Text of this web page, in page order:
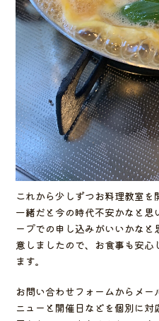
これから少しずつお料理教室
一緒だと今の時代不安かなと
ープでの申し込みがいいかな
意しましたので、お食事も安
ます。
お問い合わせフォームからメー
ニューと開催日などを個別に